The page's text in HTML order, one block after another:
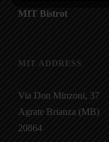
MIT Bistrot
MIT ADDRESS
Via Don Minzoni, 37
Agrate Brianza (MB)
20864